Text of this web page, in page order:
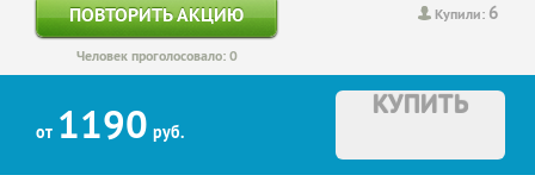
Купили: 6
ПОВТОРИТЬ АКЦИЮ
Человек проголосовало: 0
от 1190 руб.
КУПИТЬ